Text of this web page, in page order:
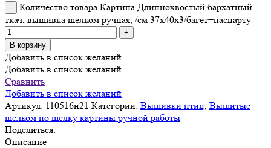
Количество товара Картина Длиннохвостый бархатный
ткач, вышивка шелком ручная, /см 37х40х3/багет+паспарту
В корзину
Добавить в список желаний
Добавить в список желаний
Сравнить
Добавить в список желаний
Артикул: 110516н21 Категории: Вышивки птиц, Вышитые
шелком по шелку картины ручной работы
Поделиться:
Описание